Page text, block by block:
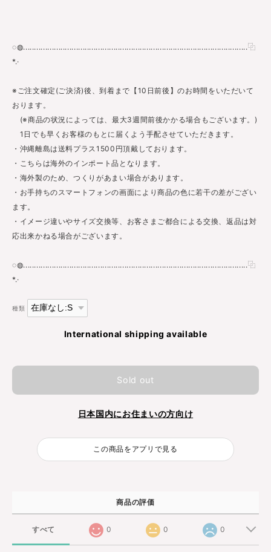
◌◍......................................................................................................⿻
*.·
※ご注文確定(ご決済)後、到着まで【10日前後】のお時間をいただいて
おります。
(※商品の状況によっては、最大3週間前後かかる場合もございます。)
1日でも早くお客様のもとに届くよう手配させていただきます。
・沖縄離島は送料プラス1500円頂戴しております。
・こちらは海外のインポート品となります。
・海外製のため、つくりがあまい場合があります。
・お手持ちのスマートフォンの画面により商品の色に若干の差がござい
ます。
・イメージ違いやサイズ交換等、お客さまご都合による交換、返品は対
応出来かねる場合がございます。
◌◍......................................................................................................⿻
*.·
種類
International shipping available
Sold out
日本国内にお住まいの方向け
この商品をアプリで見る
商品の評価
すべて 0 0 0